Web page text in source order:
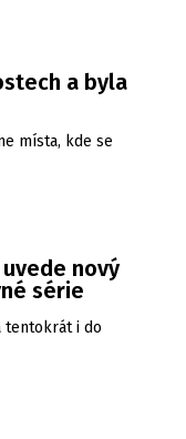
a byla
místa, kde se
nový
série
tentokrát i do